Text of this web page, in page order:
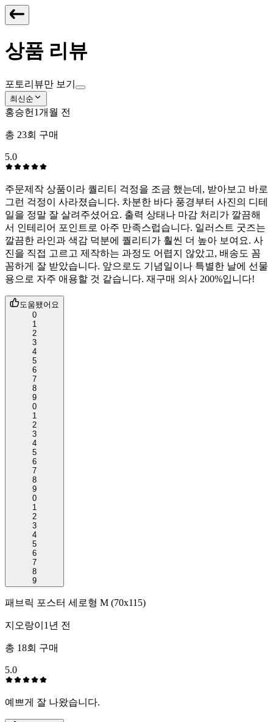
상품 리뷰
포토리뷰만 보기
최신순
홍승헌 1개월 전
총 23회 구매
5.0
주문제작 상품이라 퀄리티 걱정을 조금 했는데, 받아보고 바로
그런 걱정이 사라졌습니다. ⁠차분한 바다 풍경부터 ⁠사진의 디테
일을 정말 잘 살려주셨어요. 출력 상태나 마감 처리가 깔끔해
서 인테리어 포인트로 아주 만족스럽습니다. 일러스트 굿즈는
깔끔한 라인과 색감 덕분에 퀄리티가 훨씬 더 높아 보여요. 사
진을 직접 고르고 제작하는 과정도 어렵지 않았고, 배송도 꼼
꼼하게 잘 받았습니다. 앞으로도 기념일이나 특별한 날에 선물
용으로 자주 애용할 것 같습니다. 재구매 의사 200%입니다!
도움됐어요
0
1
2
3
4
5
6
7
8
9
0
1
2
3
4
5
6
7
8
9
0
1
2
3
4
5
6
7
8
9
패브릭 포스터 세로형 M (70x115)
지오랑이 1년 전
총 18회 구매
5.0
예쁘게 잘 나왔습니다.